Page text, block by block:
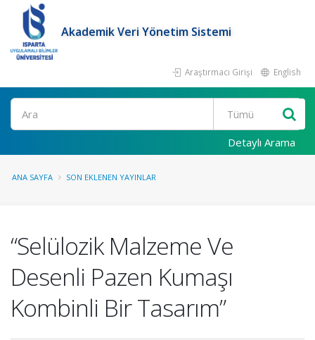
Akademik Veri Yönetim Sistemi
Araştırmacı Girişi English
Ara
Detaylı Arama
ANA SAYFA SON EKLENEN YAYINLAR
“Selülozik Malzeme Ve
Desenli Pazen Kumaşı
Kombinli Bir Tasarım”